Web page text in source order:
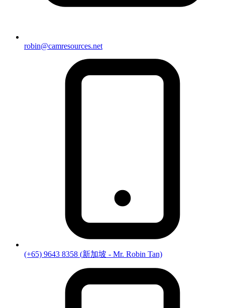
robin@camresources.net
(+65) 9643 8358 (新加坡 - Mr. Robin Tan)